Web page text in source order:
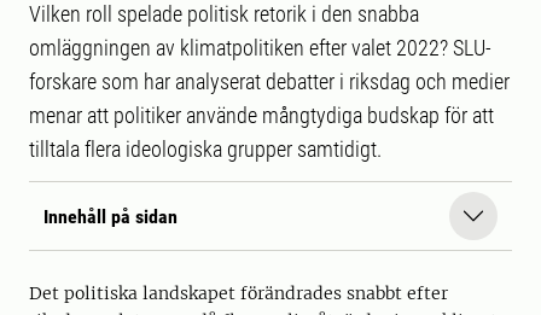
Vilken roll spelade politisk retorik i den snabba
omläggningen av klimatpolitiken efter valet 2022? SLU-
forskare som har analyserat debatter i riksdag och medier
menar att politiker använde mångtydiga budskap för att
tilltala flera ideologiska grupper samtidigt.
Innehåll på sidan
Det politiska landskapet förändrades snabbt efter